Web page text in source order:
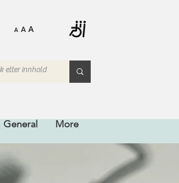
A A A
General More